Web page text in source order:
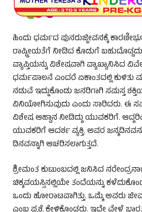
ಹಿಂದು ಧರ್ಮದ ಪುನರುಜ್ಜೀವನಕ್ಕೆ
ರಾಷ್ಟ್ರೀಯತೆಗೆ ನೀಡಿದ ಕೊಡುಗೆ
ವ್ಯಾಪ್ತಿಯನ್ನು ವಿಶೇಷವಾಗಿ ವ್ಯಾಖ್ಯಾನಿಸಿದ
ಧರ್ಮಪಾಲನೆ ಎಂದರೆ ಏಕಾಂತದಲ್ಲಿ ಕುಳಿತು
ನಡುವೆ ಇದ್ದುಕೊಂಡು ಜನರಿಗಾಗಿ ಸಮಸ್ತ
ವಿನಿಯೋಗಿಸುವುದು ಎಂದು ಸಾರಿದರು. ಈ
ವಿಶೇಷ ಆಹ್ವಾನ ನೀಡಿದ್ದು ಯುವಕರಿಗೆ.
ಯುವಕರಿಗೆ ಆದರ್ಶ ವ್ಯಕ್ತಿ. ಅವರ
ದಿನವನ್ನಾಗಿ ಆಚರಿಸಲಾಗುತ್ತದೆ.
ಶ್ರೀಮಂತ ಕುಟುಂಬದಲ್ಲಿ ಜನಿಸಿದ
ಚಿಕ್ಕವಯಸ್ಸಿನಲ್ಲಿಯೇ ತಂದೆಯನ್ನು
ಒಂದು ಹೋರಾಟವಾಗಿತ್ತು. ಒಮ್ಮೆ ಅವರು